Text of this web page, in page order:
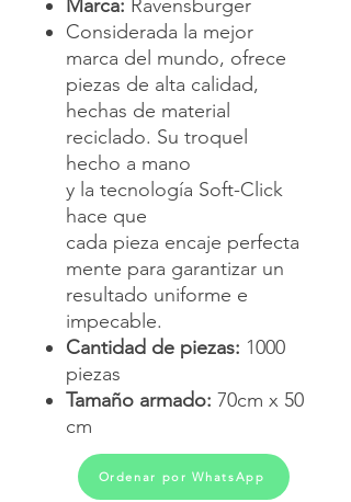
Marca: Ravensburger
Considerada la mejor
marca del mundo, ofrece
piezas de alta calidad,
hechas de material
reciclado. Su troquel
hecho a mano
y la tecnología Soft-Click
hace que
cada pieza encaje perfecta
mente para garantizar un
resultado uniforme e
impecable.
Cantidad de piezas: 1000
piezas
Tamaño armado: 70cm x 50
cm
Ordenar por WhatsApp